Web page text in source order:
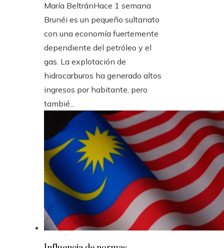
María BeltránHace 1 semana
Brunéi es un pequeño sultanato
con una economía fuertemente
dependiente del petróleo y el
gas. La explotación de
hidrocarburos ha generado altos
ingresos por habitante, pero
tambié...